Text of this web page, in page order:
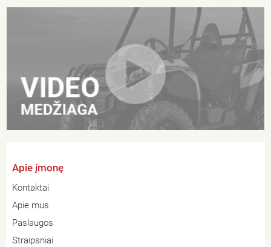
Apie įmonę
Kontaktai
Apie mus
Paslaugos
Straipsniai